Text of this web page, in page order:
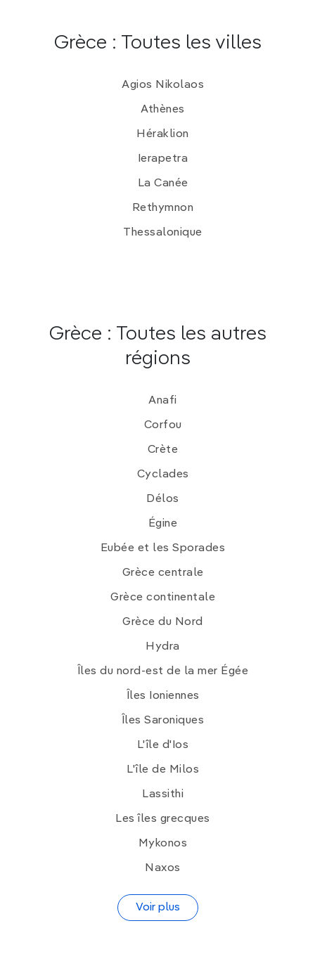
Grèce : Toutes les villes
Agios Nikolaos
Athènes
Héraklion
Ierapetra
La Canée
Rethymnon
Thessalonique
Grèce : Toutes les autres
régions
Anafi
Corfou
Crète
Cyclades
Délos
Égine
Eubée et les Sporades
Grèce centrale
Grèce continentale
Grèce du Nord
Hydra
Îles du nord-est de la mer Égée
Îles Ioniennes
Îles Saroniques
L'île d'Ios
L'île de Milos
Lassithi
Les îles grecques
Mykonos
Naxos
Voir plus